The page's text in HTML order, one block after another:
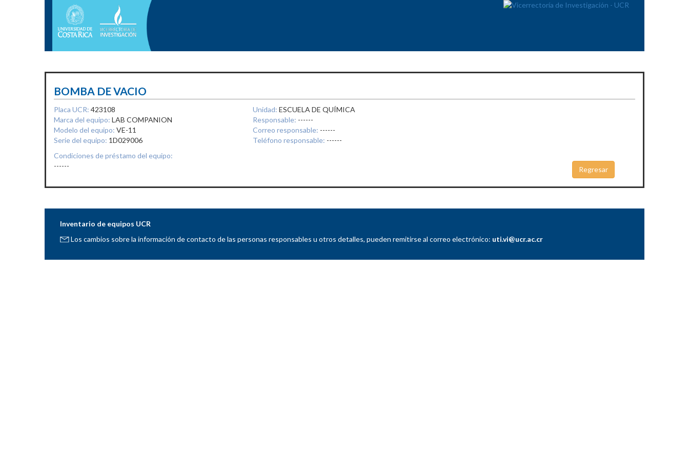
BOMBA DE VACIO
Placa UCR: 423108
Marca del equipo: LAB COMPANION
Modelo del equipo: VE-11
Serie del equipo: 1D029006
Unidad: ESCUELA DE QUÍMICA
Responsable: ------
Correo responsable: ------
Teléfono responsable: ------
Condiciones de préstamo del equipo:
------
Inventario de equipos UCR
Los cambios sobre la información de contacto de las personas responsables u otros detalles, pueden remitirse al correo electrónico: uti.vi@ucr.ac.cr